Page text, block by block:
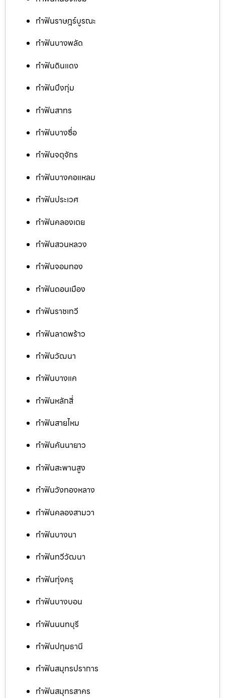
ทำฟันราษฎร์บูรณะ
ทำฟันบางพลัด
ทำฟันดินแดง
ทำฟันบึงกุ่ม
ทำฟันสาทร
ทำฟันบางซื่อ
ทำฟันจตุจักร
ทำฟันบางคอแหลม
ทำฟันประเวศ
ทำฟันคลองเตย
ทำฟันสวนหลวง
ทำฟันจอมทอง
ทำฟันดอนเมือง
ทำฟันราชเทวี
ทำฟันลาดพร้าว
ทำฟันวัฒนา
ทำฟันบางแค
ทำฟันหลักสี่
ทำฟันสายไหม
ทำฟันคันนายาว
ทำฟันสะพานสูง
ทำฟันวังทองหลาง
ทำฟันคลองสามวา
ทำฟันบางนา
ทำฟันทวีวัฒนา
ทำฟันทุ่งครุ
ทำฟันบางบอน
ทำฟันนนทบุรี
ทำฟันปทุมธานี
ทำฟันสมุทรปราการ
ทำฟันสมุทรสาคร